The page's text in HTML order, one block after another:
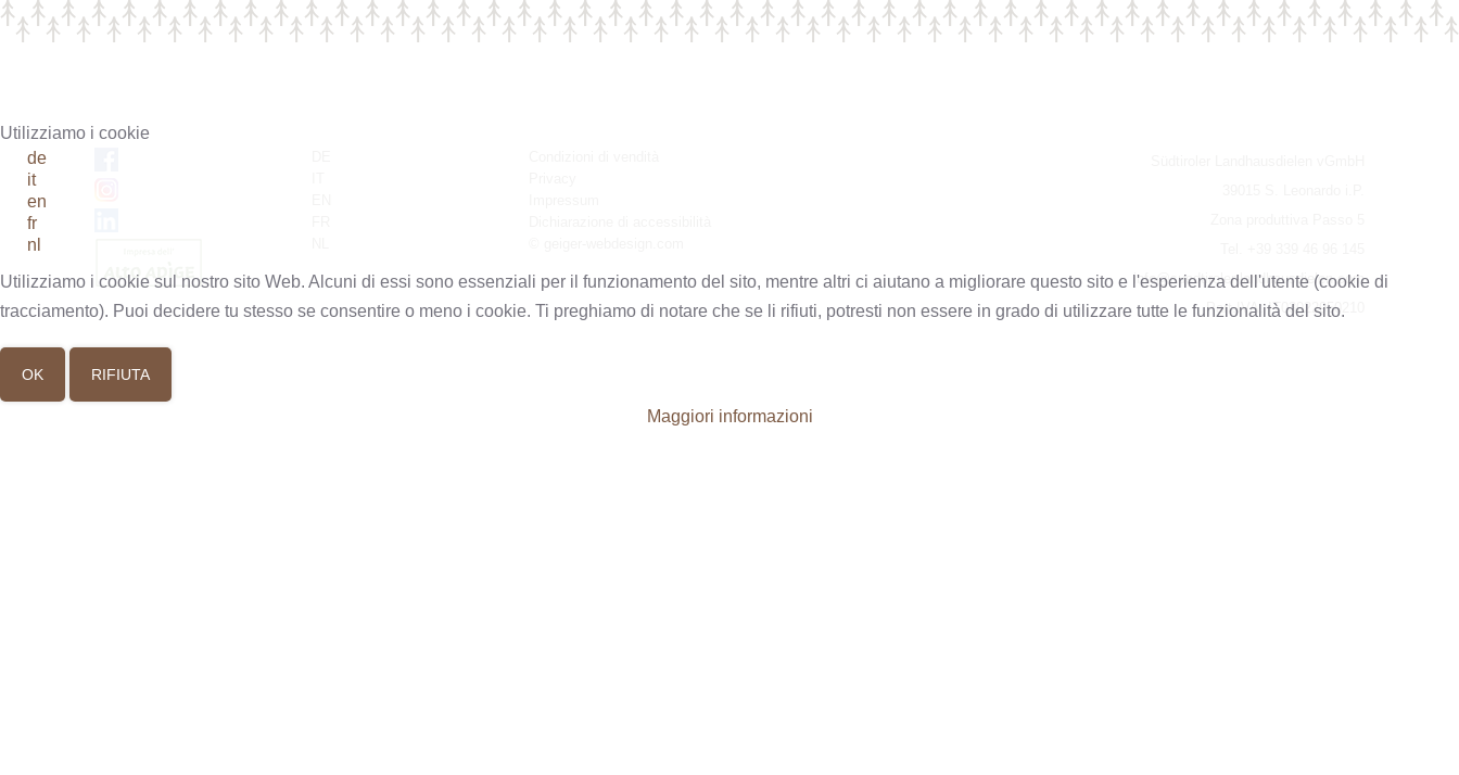
info@suedtiroler-landhausdielen.com
Part.IVA: IT03022950210
Utilizziamo i cookie
de
it
en
fr
nl
Utilizziamo i cookie sul nostro sito Web. Alcuni di essi sono essenziali per il funzionamento del sito, mentre altri ci aiutano a migliorare questo sito e l'esperienza dell'utente (cookie di
tracciamento). Puoi decidere tu stesso se consentire o meno i cookie. Ti preghiamo di notare che se li rifiuti, potresti non essere in grado di utilizzare tutte le funzionalità del sito.
OK RIFIUTA
Maggiori informazioni